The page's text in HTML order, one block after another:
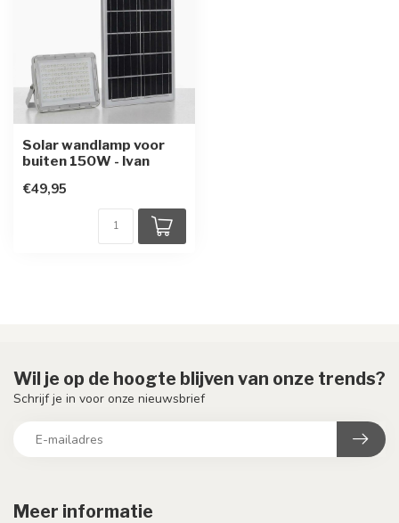
Solar wandlamp voor
buiten 150W - Ivan
€49,95
Meer informatie
Wil je op de hoogte blijven van onze trends?
Schrijf je in voor onze nieuwsbrief